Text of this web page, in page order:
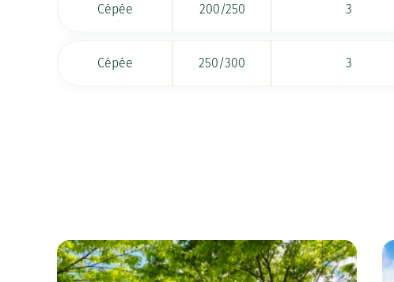
Cépée 200/250 3
Cépée 250/300 3